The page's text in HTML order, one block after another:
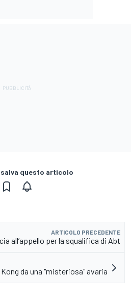
questo articolo
ARTICOLO PRECEDENTE
all’appello per la squalifica di Abt
da una "misteriosa" avaria